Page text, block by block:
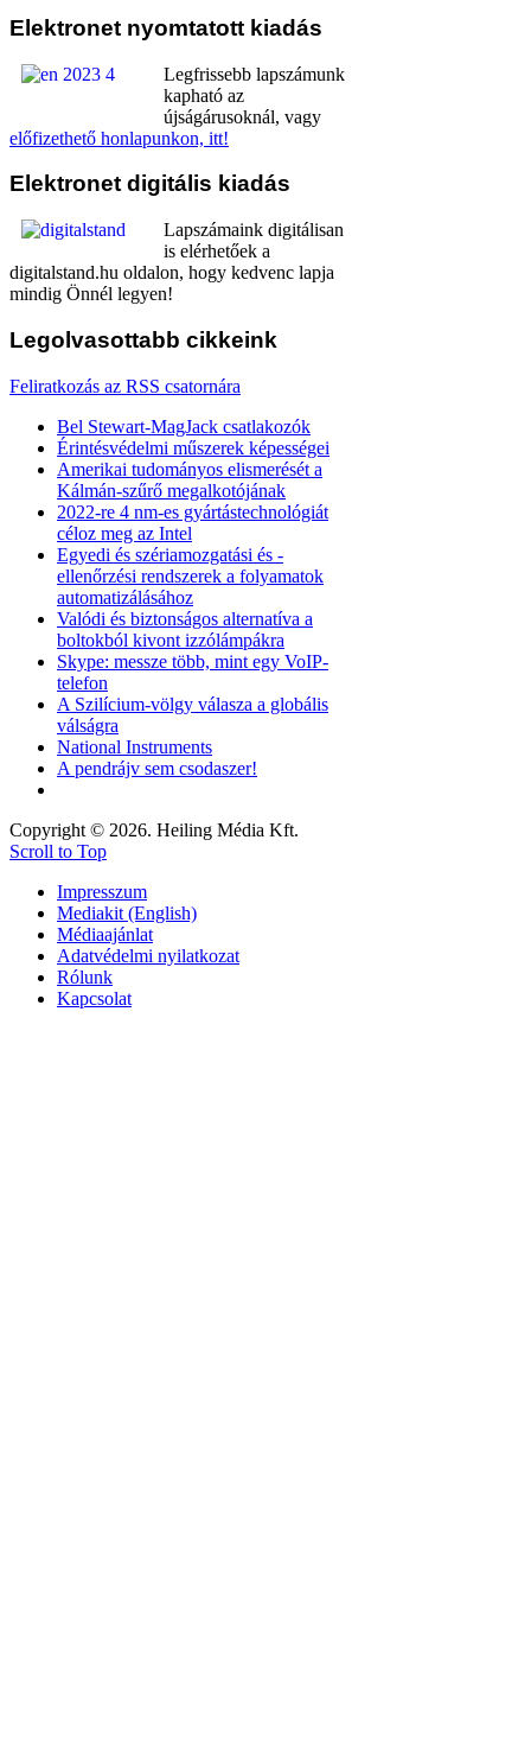
Elektronet nyomtatott kiadás
Legfrissebb lapszámunk
kapható az
újságárusoknál, vagy
előfizethető honlapunkon, itt!
Elektronet digitális kiadás
Lapszámaink digitálisan
is elérhetőek a
digitalstand.hu oldalon, hogy kedvenc lapja
mindig Önnél legyen!
Legolvasottabb cikkeink
Feliratkozás az RSS csatornára
Bel Stewart-MagJack csatlakozók
Érintésvédelmi műszerek képességei
Amerikai tudományos elismerését a
Kálmán-szűrő megalkotójának
2022-re 4 nm-es gyártástechnológiát
céloz meg az Intel
Egyedi és szériamozgatási és -
ellenőrzési rendszerek a folyamatok
automatizálásához
Valódi és biztonságos alternatíva a
boltokból kivont izzólámpákra
Skype: messze több, mint egy VoIP-
telefon
A Szilícium-völgy válasza a globális
válságra
National Instruments
A pendrájv sem csodaszer!
Copyright © 2026. Heiling Média Kft.
Scroll to Top
Impresszum
Mediakit (English)
Médiaajánlat
Adatvédelmi nyilatkozat
Rólunk
Kapcsolat